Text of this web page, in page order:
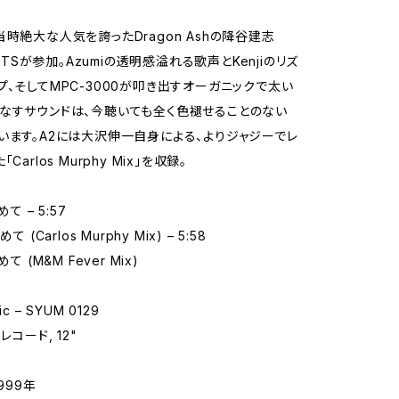
時絶大な人気を誇ったDragon Ashの降谷建志
が参加。Azumiの透明感溢れる歌声とKenjiのリズ
、そしてMPC-3000が叩き出すオーガニックで太い
すサウンドは、今聴いても全く色褪せることのない
ます。A2には大沢伸一自身による、よりジャジーでレ
「Carlos Murphy Mix」を収録。
て – 5:57
めて (Carlos Murphy Mix) – 5:58
て (M&M Fever Mix)
– SYUM 0129
コード, 12"
年